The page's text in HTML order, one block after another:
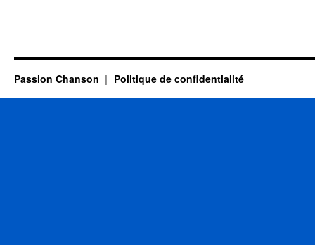
Passion Chanson Politique de confidentialité